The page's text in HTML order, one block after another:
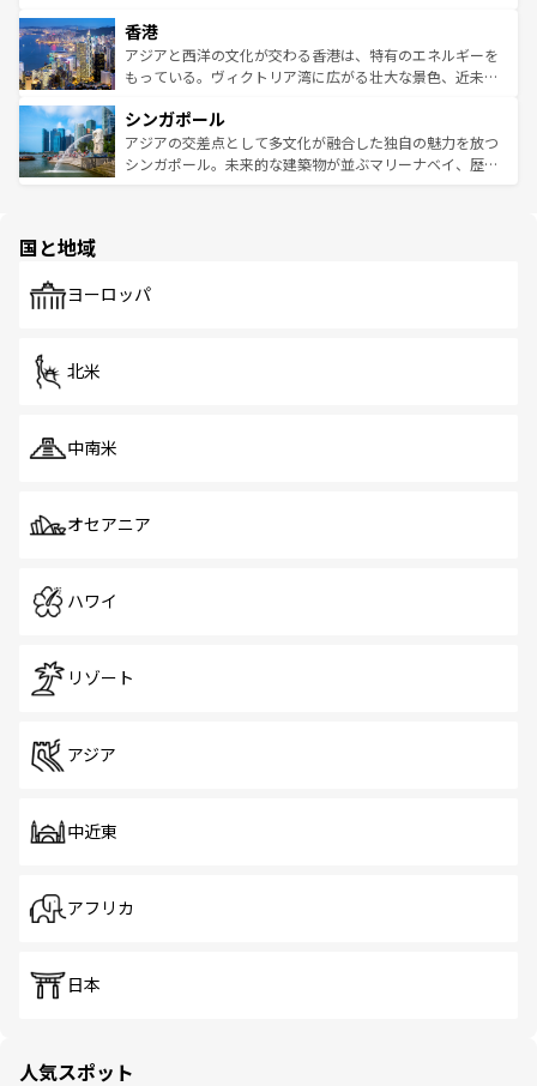
とつ。フォーやバインミー、ベトナムコーヒーなどは、ぜ
ひ現地で味わいたい。どの地域を訪れてもあたたかい人々
が旅行者を迎えてくれるので、きっと忘れられない旅にな
参照してほしい。
の活気が交差している。北部ではチェンマイなどの山岳地
帯で自然と触れ合い、南部ではプーケットやクラビの美し
いビーチでリゾート気分を楽しむことができる。タイ料理
激する。気候は一年中温暖で、どの季節にも異なる楽しみ
が待っている。親しみやすいタイの人々、仏教を中心とし
た文化、そして多様な観光資源が、訪れる旅人を魅了し続
香港
アジアと西洋の文化が交わる香港は、特有のエネルギーを
もっている。ヴィクトリア湾に広がる壮大な景色、近未来
み、どこを訪れても感動するはず。観光スポットが密集し
ており、効率よく見どころを回れるのも魅力。息をのむよ
うな絶景から文化的な体験まで、香港を存分に楽しみ尽く
シンガポール
アジアの交差点として多文化が融合した独自の魅力を放つ
シンガポール。未来的な建築物が並ぶマリーナベイ、歴史
で、ホーカーズは地元の風情を楽しめる外せないスポット
国と地域
ヨーロッパ
北米
中南米
オセアニア
ハワイ
リゾート
アジア
中近東
アフリカ
日本
人気スポット